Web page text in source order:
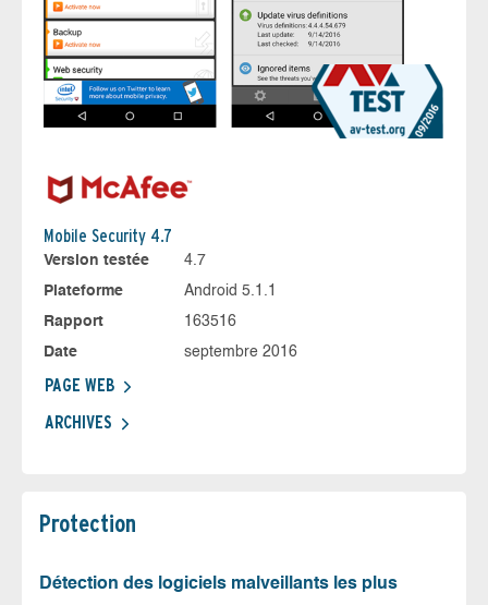
Mobile Security 4.7
Version testée
4.7
Plateforme
Android 5.1.1
Rapport
163516
Date
septembre 2016
PAGE WEB
ARCHIVES
Protection
Détection des logiciels malveillants les plus